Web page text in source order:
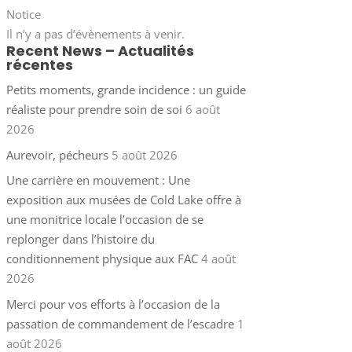
Notice
Il n’y a pas d’évènements à venir.
Recent News – Actualités
récentes
Petits moments, grande incidence : un guide
réaliste pour prendre soin de soi 6 août
2026
Aurevoir, pécheurs 5 août 2026
Une carrière en mouvement : Une
exposition aux musées de Cold Lake offre à
une monitrice locale l’occasion de se
replonger dans l’histoire du
conditionnement physique aux FAC 4 août
2026
Merci pour vos efforts à l’occasion de la
passation de commandement de l’escadre 1
août 2026